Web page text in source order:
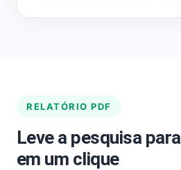
RELATÓRIO PDF
Leve a pesquisa
em um clique